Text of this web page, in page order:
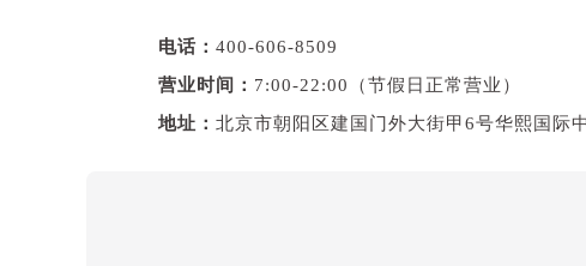
电话： 400-606-8509
营业时间： 7:00-22:00（节假日正常营业）
地址： 北京市朝阳区建国门外大街甲6号华熙国际